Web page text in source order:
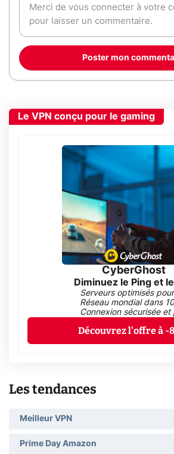
Poster mon
Le VPN conçu pour le gaming
CyberGhost
Diminuez le Ping et
Serveurs optimisés
Réseau mondial dans
Connexion sécurisée et
Découvrez l'offre à -
Les tendances
Meilleur VPN
Prime Day Amazon